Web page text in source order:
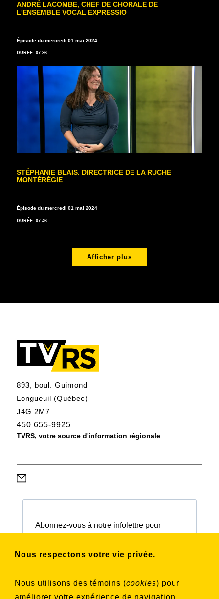
Nous respectons votre vie privée.
Nous utilisons des témoins (cookies) pour
améliorer votre expérience de navigation,
ANDRÉ LACOMBE, CHEF DE CHORALE DE
L'ENSEMBLE VOCAL EXPRESSIO
Épisode du mercredi 01 mai 2024
DURÉE: 07:36
STÉPHANIE BLAIS, DIRECTRICE DE LA RUCHE
MONTÉRÉGIE
Épisode du mercredi 01 mai 2024
DURÉE: 07:46
Afficher plus
893, boul. Guimond
Longueuil (Québec)
J4G 2M7
450 655-9925
TVRS, votre source d'information régionale
Abonnez-vous à notre infolettre pour
souhaitez vous inscrire